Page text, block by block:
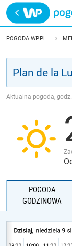
Trwa ładowanie
POLSKA
JAKOŚĆ
POGODA WP.PL
Aktualna pogoda, godz.
POGODA
GODZINOWA